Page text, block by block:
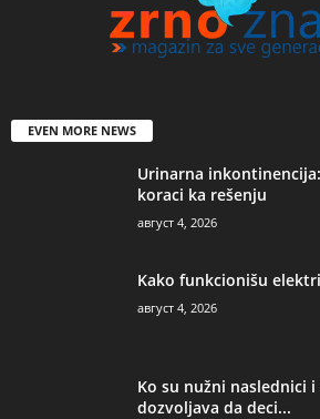
EVEN MORE NEWS
Urinarna
koraci ka rešenju
август 4, 2026
Kako funkcionišu
август 4, 2026
Ko su nužni naslednici
dozvoljava da deci...